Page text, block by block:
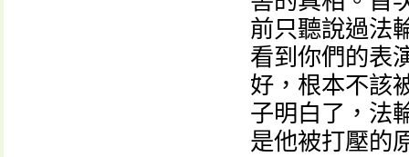
前只聽說過法
看到你們的表
好，根本不該
子明白了，法
是他被打壓的